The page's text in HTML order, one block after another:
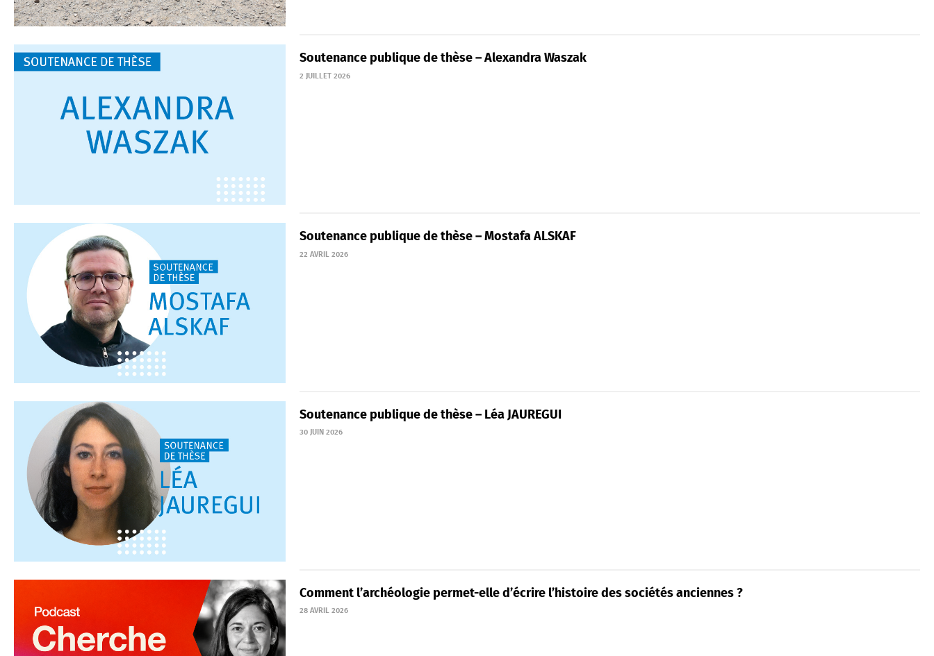
Soutenance publique de thèse – Alexandra Waszak
2 JUILLET 2026
Soutenance publique de thèse – Mostafa ALSKAF
22 AVRIL 2026
Soutenance publique de thèse – Léa JAUREGUI
30 JUIN 2026
Comment l’archéologie permet-elle d’écrire l’histoire des sociétés anciennes ?
28 AVRIL 2026